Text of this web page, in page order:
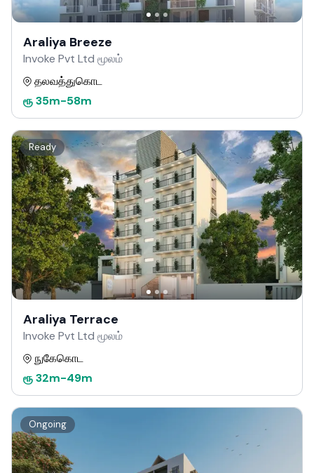
Araliya Breeze
Invoke Pvt Ltd மூலம்
தலவத்துகொட
ரூ35m-58m
Ready
Araliya Terrace
Invoke Pvt Ltd மூலம்
நுகேகொட
ரூ32m-49m
Ongoing